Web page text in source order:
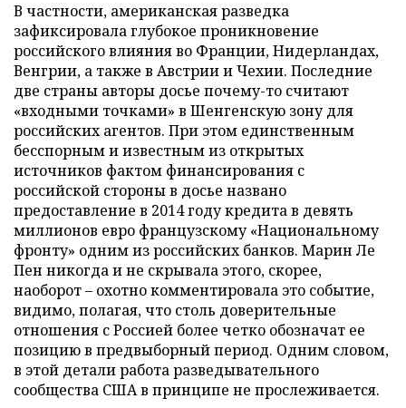
В частности, американская разведка
зафиксировала глубокое проникновение
российского влияния во Франции, Нидерландах,
Венгрии, а также в Австрии и Чехии. Последние
две страны авторы досье почему-то считают
«входными точками» в Шенгенскую зону для
российских агентов. При этом единственным
бесспорным и известным из открытых
источников фактом финансирования с
российской стороны в досье названо
предоставление в 2014 году кредита в девять
миллионов евро французскому «Национальному
фронту» одним из российских банков. Марин Ле
Пен никогда и не скрывала этого, скорее,
наоборот – охотно комментировала это событие,
видимо, полагая, что столь доверительные
отношения с Россией более четко обозначат ее
позицию в предвыборный период. Одним словом,
в этой детали работа разведывательного
сообщества США в принципе не прослеживается.